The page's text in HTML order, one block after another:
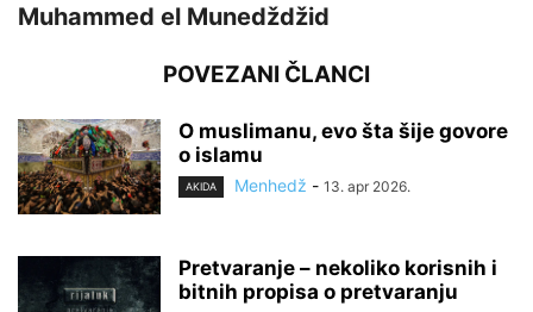
Muhammed el Munedždžid
POVEZANI ČLANCI
O muslimanu, evo šta šije govore
o islamu
AKIDA Menhedž - 13. apr 2026.
Pretvaranje – nekoliko korisnih i
bitnih propisa o pretvaranju